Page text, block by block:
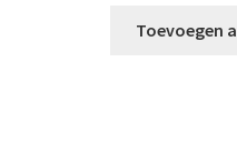
Toevoegen